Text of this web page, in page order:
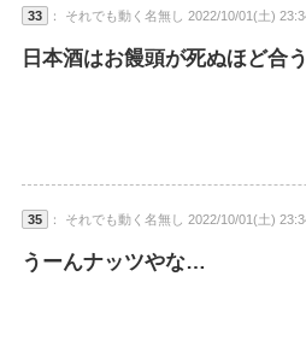
33 ： それでも動く名無し 2022/10/01(土)
日本酒はお饅頭が死ぬほど合う
35 ： それでも動く名無し 2022/10/01(土)
うーんナッツやな…